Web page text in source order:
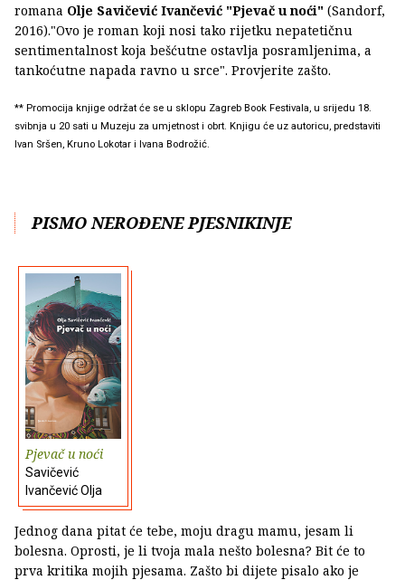
romana Olje Savičević Ivančević "Pjevač u noći" (Sandorf,
2016)."Ovo je roman koji nosi tako rijetku nepatetičnu
sentimentalnost koja bešćutne ostavlja posramljenima, a
tankoćutne napada ravno u srce". Provjerite zašto.
** Promocija knjige održat će se u sklopu Zagreb Book Festivala, u srijedu 18.
svibnja u 20 sati u Muzeju za umjetnost i obrt. Knjigu će uz autoricu, predstaviti
Ivan Sršen, Kruno Lokotar i Ivana Bodrožić.
PISMO NEROĐENE PJESNIKINJE
Pjevač u noći
Savičević
Ivančević Olja
Jednog dana pitat će tebe, moju dragu mamu, jesam li
bolesna. Oprosti, je li tvoja mala nešto bolesna? Bit će to
prva kritika mojih pjesama. Zašto bi dijete pisalo ako je